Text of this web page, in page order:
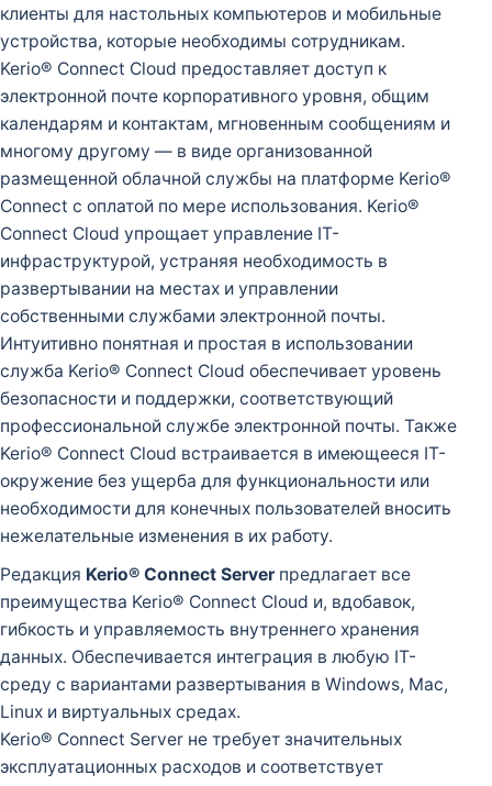
клиенты для настольных компьютеров и мобильные
устройства, которые необходимы сотрудникам.
Kerio® Connect Cloud предоставляет доступ к
электронной почте корпоративного уровня, общим
календарям и контактам, мгновенным сообщениям и
многому другому — в виде организованной
размещенной облачной службы на платформе Kerio®
Connect с оплатой по мере использования. Kerio®
Connect Cloud упрощает управление IТ-
инфраструктурой, устраняя необходимость в
развертывании на местах и управлении
собственными службами электронной почты.
Интуитивно понятная и простая в использовании
служба Kerio® Connect Cloud обеспечивает уровень
безопасности и поддержки, соответствующий
профессиональной службе электронной почты. Также
Kerio® Connect Cloud встраивается в имеющееся IТ-
окружение без ущерба для функциональности или
необходимости для конечных пользователей вносить
нежелательные изменения в их работу.
Редакция Kerio® Connect Serverпредлагает все
преимущества Kerio® Connect Cloud и, вдобавок,
гибкость и управляемость внутреннего хранения
данных. Обеспечивается интеграция в любую IТ-
среду с вариантами развертывания в Windows, Mac,
Linux и виртуальных средах.
Kerio® Connect Server не требует значительных
эксплуатационных расходов и соответствует